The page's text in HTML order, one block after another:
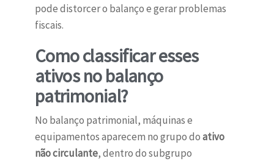
pode distorcer o balanço e gerar problemas
fiscais.
Como classificar esses
ativos no balanço
patrimonial?
No balanço patrimonial, máquinas e
equipamentos aparecem no grupo doativo
não circulante, dentro do subgrupo